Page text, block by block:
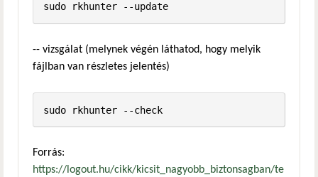
sudo rkhunter --update
-- vizsgálat (melynek végén láthatod, hogy melyik
fájlban van részletes jelentés)
sudo rkhunter --check
Forrás:
https://logout.hu/cikk/kicsit_nagyobb_biztonsagban/te